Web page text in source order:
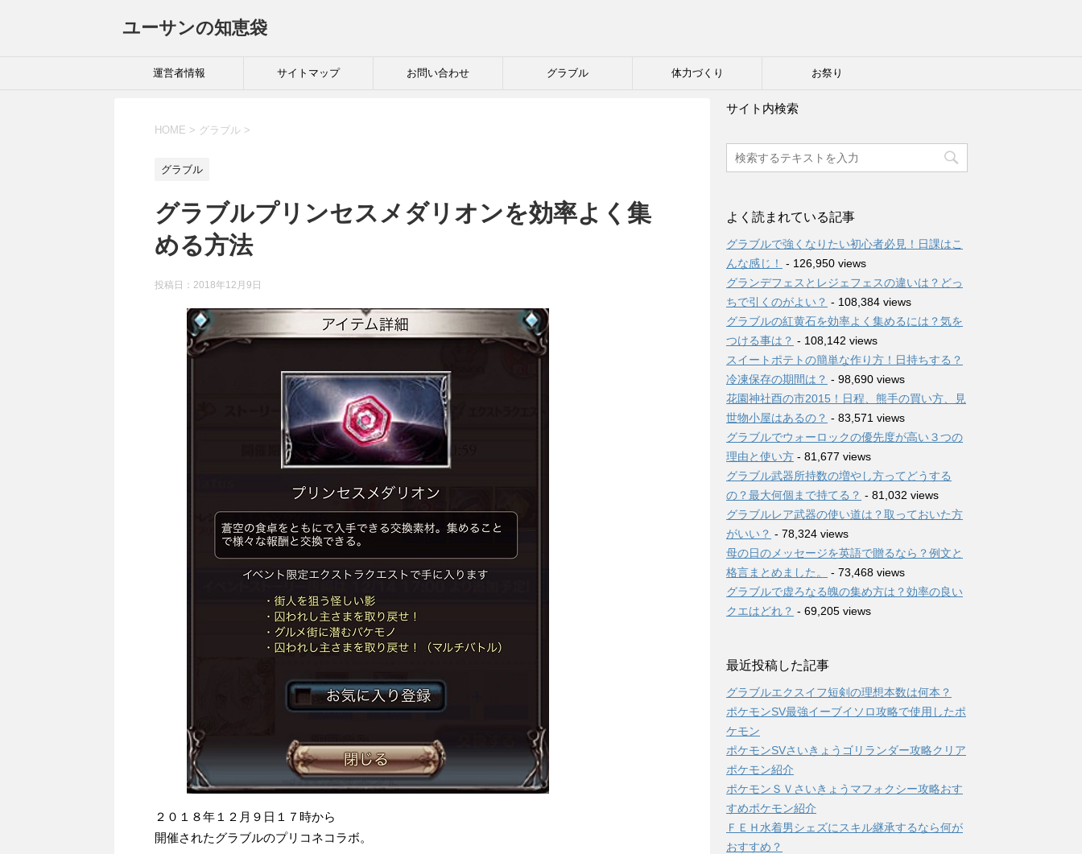
ユーサンの知恵袋
運営者情報 サイトマップ お問い合わせ グラブル 体力づくり お祭り
HOME > グラブル >
グラブル
グラブルプリンセスメダリオンを効率よく集
める方法
投稿日： 2018年12月9日
２０１８年１２月９日１７時から
開催されたグラブルのプリコネコラボ。
サイト内検索
よく読まれている記事
グラブルで強くなりたい初心者必見！日課はこ
んな感じ！
- 126,950 views
グランデフェスとレジェフェスの違いは？どっ
ちで引くのがよい？ - 108,384 views
グラブルの紅黄石を効率よく集めるには？気を
つける事は？ - 108,142 views
スイートポテトの簡単な作り方！日持ちする？
冷凍保存の期間は？ - 98,690 views
花園神社酉の市2015！日程、熊手の買い方、見
世物小屋はあるの？ - 83,571 views
グラブルでウォーロックの優先度が高い３つの
理由と使い方 - 81,677 views
グラブル武器所持数の増やし方ってどうする
の？最大何個まで持てる？ - 81,032 views
グラブルレア武器の使い道は？取っておいた方
がいい？ - 78,324 views
母の日のメッセージを英語で贈るなら？例文と
格言まとめました。
- 73,468 views
グラブルで虚ろなる魄の集め方は？効率の良い
クエはどれ？ - 69,205 views
最近投稿した記事
グラブルエクスイフ短剣の理想本数は何本？
ポケモンSV最強イーブイソロ攻略で使用したポ
ケモン
ポケモンSVさいきょうゴリランダー攻略クリア
ポケモン紹介
ポケモンＳＶさいきょうマフォクシー攻略おす
すめポケモン紹介
ＦＥＨ水着男シェズにスキル継承するなら何が
おすすめ？